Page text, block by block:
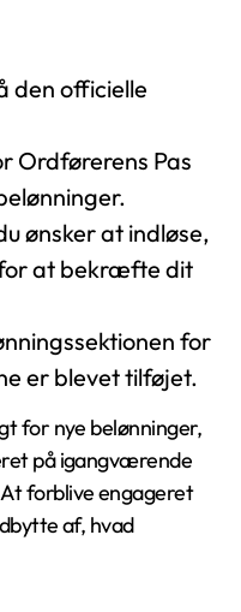
den officielle
Ordførerens Pas
ønsker at indløse,
at bekræfte dit
for
er blevet tilføjet.
for nye belønninger,
på igangværende
forblive engageret
af, hvad